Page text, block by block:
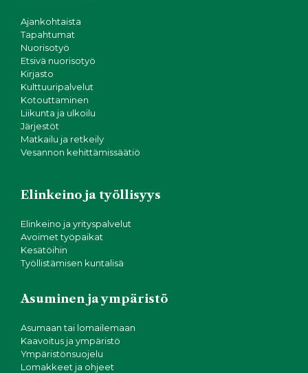
Ajankohtaista
Tapahtumat
Nuorisotyö
Etsivä nuorisotyö
Kirjasto
Kulttuuripalvelut
Kotouttaminen
Liikunta ja ulkoilu
Järjestöt
Matkailu ja retkeily
Vesannon kehittämissäätiö
Elinkeino ja työllisyys
Elinkeino ja yrityspalvelut
Avoimet työpaikat
Kesätöihin
Työllistämisen kuntalisä
Asuminen ja ympäristö
Asumaan tai lomailemaan
Kaavoitus ja ympäristö
Ympäristönsuojelu
Lomakkeet ja ohjeet